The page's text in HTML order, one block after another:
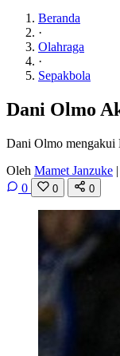
Beranda
·
Olahraga
·
Sepakbola
Dani Olmo
Dani Olmo mengakui
Oleh Mamet Janzuke |
0
0 0